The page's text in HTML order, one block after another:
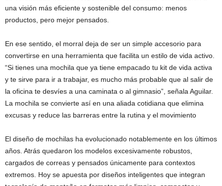
una visión más eficiente y sostenible del consumo: menos
productos, pero mejor pensados.
En ese sentido, el morral deja de ser un simple accesorio para
convertirse en una herramienta que facilita un estilo de vida activo.
“Si tienes una mochila que ya tiene empacado tu kit de vida activa
y te sirve para ir a trabajar, es mucho más probable que al salir de
la oficina te desvíes a una caminata o al gimnasio”, señala Aguilar.
La mochila se convierte así en una aliada cotidiana que elimina
excusas y reduce las barreras entre la rutina y el movimiento
El diseño de mochilas ha evolucionado notablemente en los últimos
años. Atrás quedaron los modelos excesivamente robustos,
cargados de correas y pensados únicamente para contextos
extremos. Hoy se apuesta por diseños inteligentes que integran